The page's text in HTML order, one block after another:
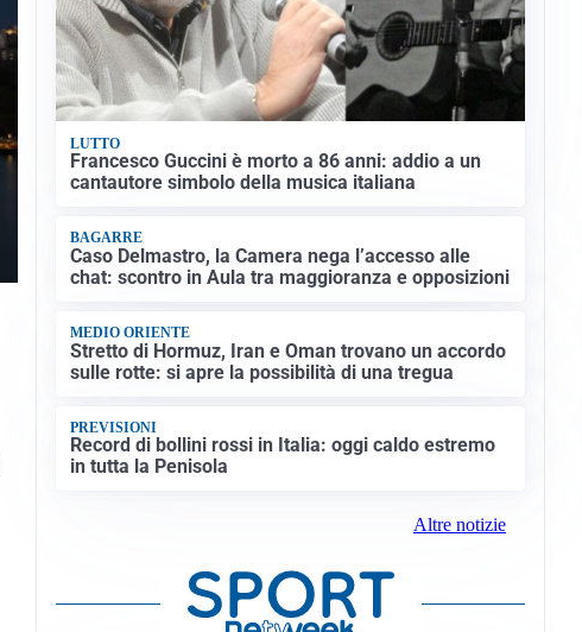
LUTTO
Francesco Guccini è morto a 86 anni: addio a un
cantautore simbolo della musica italiana
BAGARRE
Caso Delmastro, la Camera nega l’accesso alle
chat: scontro in Aula tra maggioranza e opposizioni
MEDIO ORIENTE
Stretto di Hormuz, Iran e Oman trovano un accordo
sulle rotte: si apre la possibilità di una tregua
PREVISIONI
Record di bollini rossi in Italia: oggi caldo estremo
in tutta la Penisola
Altre notizie